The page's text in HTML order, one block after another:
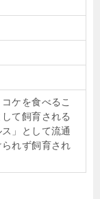
ケを食べるこ
て飼育される
」として流通
れず飼育され